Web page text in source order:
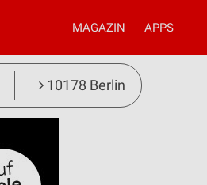
MAGAZIN APPS
10178 Berlin